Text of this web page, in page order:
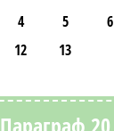
4 5 6
12 13